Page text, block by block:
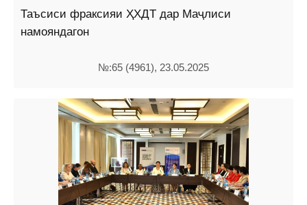
Таъсиси фраксияи ҲХДТ дар Маҷлиси
намояндагон
№:65 (4961), 23.05.2025